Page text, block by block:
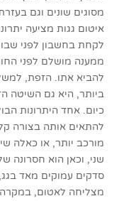
מסוגים שונים וגם
איטום גגות מציעה
לקחת בחשבון לפני
ממענה מושלם לפני
להביא אתו. הזפת,
ביותר, היא גם השיטה
כיום. אחד היתרונות
להתאים אותה בצורה
מורכב יותר, או כאלה
שני, וכאן הוא חסרונה
סדקים עמוקים מאד
מצליחה לאטום,